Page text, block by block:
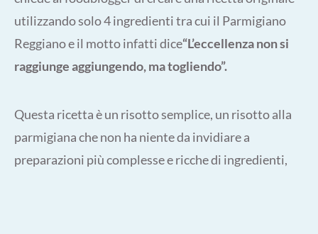
utilizzando solo 4 ingredienti tra cui il Parmigiano
Reggiano e il motto infatti dice“L’eccellenza non si
raggiunge aggiungendo, ma togliendo”.
Questa ricetta è un risotto semplice, un risotto alla
parmigiana che non ha niente da invidiare a
preparazioni più complesse e ricche di ingredienti,